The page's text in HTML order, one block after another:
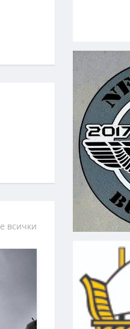
всички